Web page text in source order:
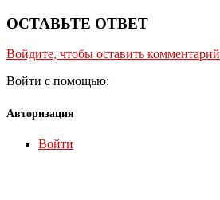
ОСТАВЬТЕ ОТВЕТ
Войдите, чтобы оставить комментарий
Войти с помощью:
Авторизация
Войти